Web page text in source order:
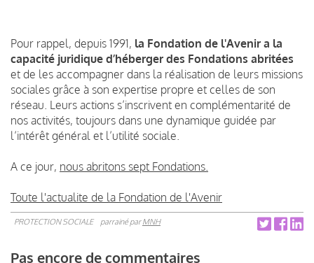
Pour rappel, depuis 1991, la Fondation de l'Avenir a la
capacité juridique d’héberger des Fondations abritées
et de les accompagner dans la réalisation de leurs missions
sociales grâce à son expertise propre et celles de son
réseau. Leurs actions s’inscrivent en complémentarité de
nos activités, toujours dans une dynamique guidée par
l’intérêt général et l’utilité sociale.
A ce jour, nous abritons sept Fondations.
Toute l'actualite de la Fondation de l'Avenir
PROTECTION SOCIALE parrainé parMNH
Pas encore de commentaires